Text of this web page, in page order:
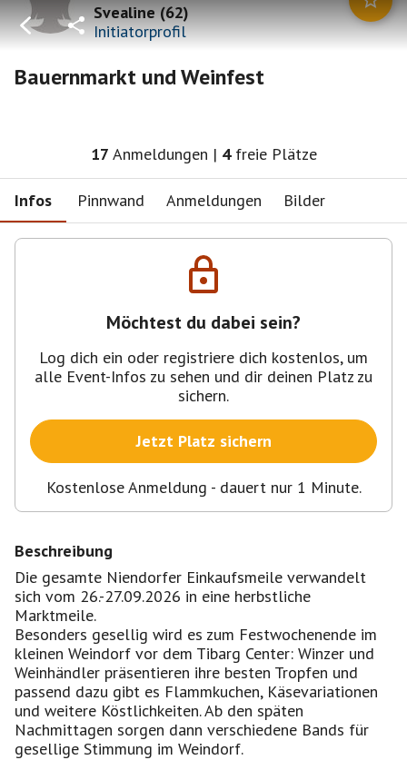
Svealine(62)
Initiatorprofil
Bauernmarkt und Weinfest
17 Anmeldungen | 4 freie Plätze
Infos Pinnwand Anmeldungen Bilder
Möchtest du dabei sein?
Log dich ein oder registriere dich kostenlos, um
alle Event-Infos zu sehen und dir deinen Platz zu
sichern.
Jetzt Platz sichern
Kostenlose Anmeldung - dauert nur 1 Minute.
Beschreibung
Die gesamte Niendorfer Einkaufsmeile verwandelt
sich vom 26.-27.09.2026 in eine herbstliche
Marktmeile.
Besonders gesellig wird es zum Festwochenende im
kleinen Weindorf vor dem Tibarg Center: Winzer und
Weinhändler präsentieren ihre besten Tropfen und
passend dazu gibt es Flammkuchen, Käsevariationen
und weitere Köstlichkeiten. Ab den späten
Nachmittagen sorgen dann verschiedene Bands für
gesellige Stimmung im Weindorf.